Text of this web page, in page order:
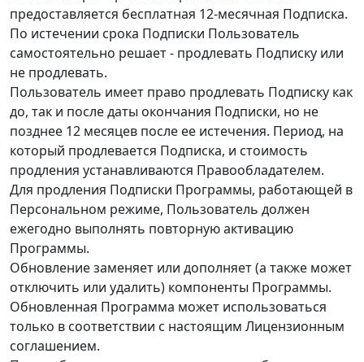
предоставляется бесплатная 12-месячная Подписка.
По истечении срока Подписки Пользователь
самостоятельно решает - продлевать Подписку или
не продлевать.
Пользователь имеет право продлевать Подписку как
до, так и после даты окончания Подписки, но не
позднее 12 месяцев после ее истечения. Период, на
который продлевается Подписка, и стоимость
продления устанавливаются Правообладателем.
Для продления Подписки Программы, работающей в
Персональном режиме, Пользователь должен
ежегодно выполнять повторную активацию
Программы.
Обновление заменяет или дополняет (а также может
отключить или удалить) компоненты Программы.
Обновленная Программа может использоваться
только в соответствии с настоящим Лицензионным
соглашением.